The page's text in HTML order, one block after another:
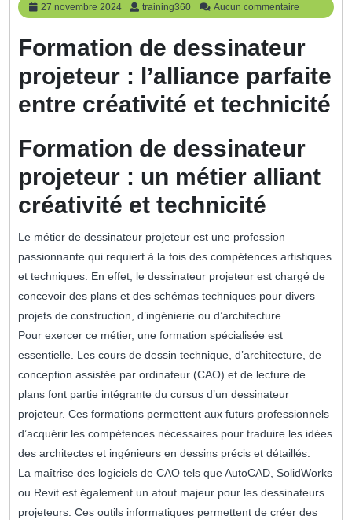
27 novembre 2024
27
novembre
training360 training360
Aucun commentaire
Formation de dessinateur
projeteur : l’alliance parfaite
entre créativité et technicité
Formation de dessinateur
projeteur : un métier alliant
créativité et technicité
Le métier de dessinateur projeteur est une profession
passionnante qui requiert à la fois des compétences artistiques
et techniques. En effet, le dessinateur projeteur est chargé de
concevoir des plans et des schémas techniques pour divers
projets de construction, d’ingénierie ou d’architecture.
Pour exercer ce métier, une formation spécialisée est
essentielle. Les cours de dessin technique, d’architecture, de
conception assistée par ordinateur (CAO) et de lecture de
plans font partie intégrante du cursus d’un dessinateur
projeteur. Ces formations permettent aux futurs professionnels
d’acquérir les compétences nécessaires pour traduire les idées
des architectes et ingénieurs en dessins précis et détaillés.
La maîtrise des logiciels de CAO tels que AutoCAD, SolidWorks
ou Revit est également un atout majeur pour les dessinateurs
projeteurs. Ces outils informatiques permettent de créer des